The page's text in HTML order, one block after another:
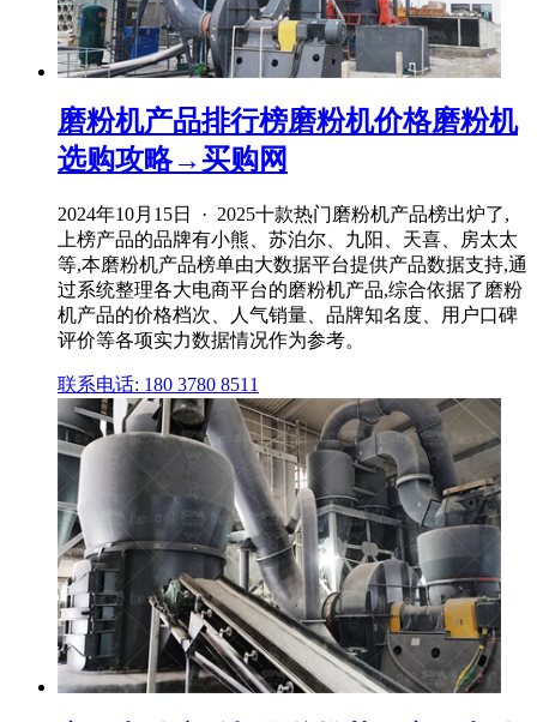
磨粉机产品排行榜磨粉机价格磨粉机
选购攻略→买购网
2024年10月15日 · 2025十款热门磨粉机产品榜出炉了,
上榜产品的品牌有小熊、苏泊尔、九阳、天喜、房太太
等,本磨粉机产品榜单由大数据平台提供产品数据支持,通
过系统整理各大电商平台的磨粉机产品,综合依据了磨粉
机产品的价格档次、人气销量、品牌知名度、用户口碑
评价等各项实力数据情况作为参考。
联系电话: 180 3780 8511